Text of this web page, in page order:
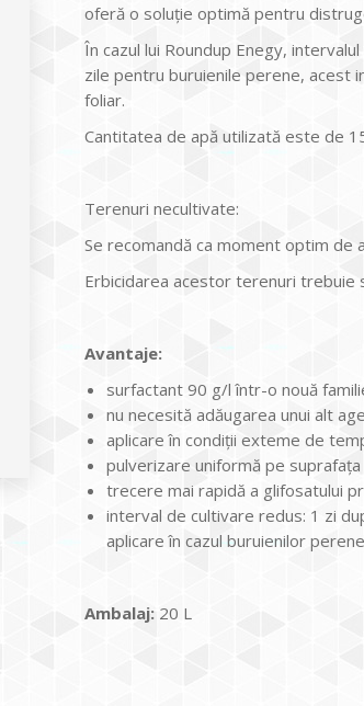
oferă o soluţie optimă pentru
În cazul lui Roundup Enegy,
zile pentru buruienile perene, acest
foliar.
Cantitatea de apă utilizată este de
Terenuri necultivate:
Se recomandă ca moment optim de
Erbicidarea acestor terenuri trebuie
Avantaje:
surfactant 90 g/l într-o nouă
nu necesită adăugarea unui alt
aplicare în condiţii exteme de
pulverizare uniformă pe suprafaţa
trecere mai rapidă a glifosatului
interval de cultivare redus: 1 zi
aplicare în cazul buruienilor perene
Ambalaj: 20 L